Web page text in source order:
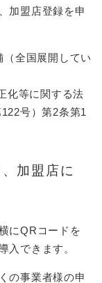
加盟店登録を申
全国展開してい
化等に関する法
号）第2条第1
加盟店に
にQRコードを
入できます。
の事業者様の申